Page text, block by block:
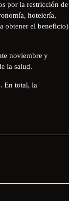
por la restricción de
hotelería,
obtener el beneficio)
noviembre y
la salud.
. En total, la